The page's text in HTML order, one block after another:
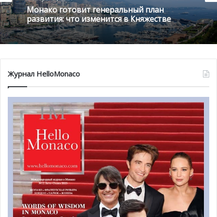
, включая Княжество Монако, создавали живые
вдохновляющие картины в специально выделенном
Фонд князя Альбера II в борьбе с исчезновением видов
животных, перераспределив все доходы, вырученные с
аукциона. ARTCURIAL, известный дом торгов, который
впервые выставил на аукцион street art произведения
рамках UPAW 2017, председательствовал на
распродаже 25 июня ​​в присутствии суверенного князя,
который ранее встретился с художниками на Quai
Antoine 1er в неформальной обстановке.
Монако готовит генеральный план
развития: что изменится в Княжестве
Журнал HelloMonaco